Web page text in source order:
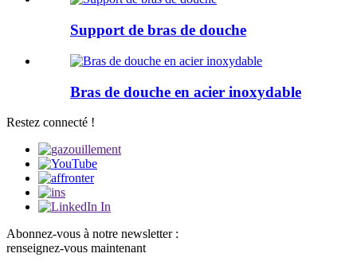
Support de bras de douche
Bras de douche en acier inoxydable
Restez connecté !
Abonnez-vous à notre newsletter :
renseignez-vous maintenant